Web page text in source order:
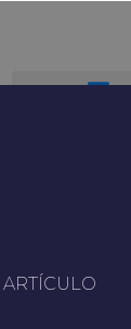
ARTÍCULO